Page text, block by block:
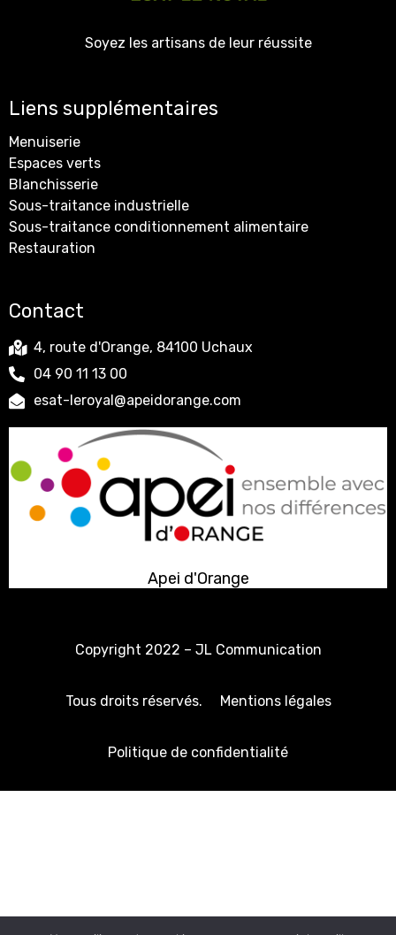
Soyez les artisans de leur réussite
Liens supplémentaires
Menuiserie
Espaces verts
Blanchisserie
Sous-traitance industrielle
Sous-traitance conditionnement alimentaire
Restauration
Contact
4, route d'Orange, 84100 Uchaux
04 90 11 13 00
esat-leroyal@apeidorange.com
Apei d'Orange
Copyright 2022 – JL Communication
Tous droits réservés. Mentions légales
Politique de confidentialité